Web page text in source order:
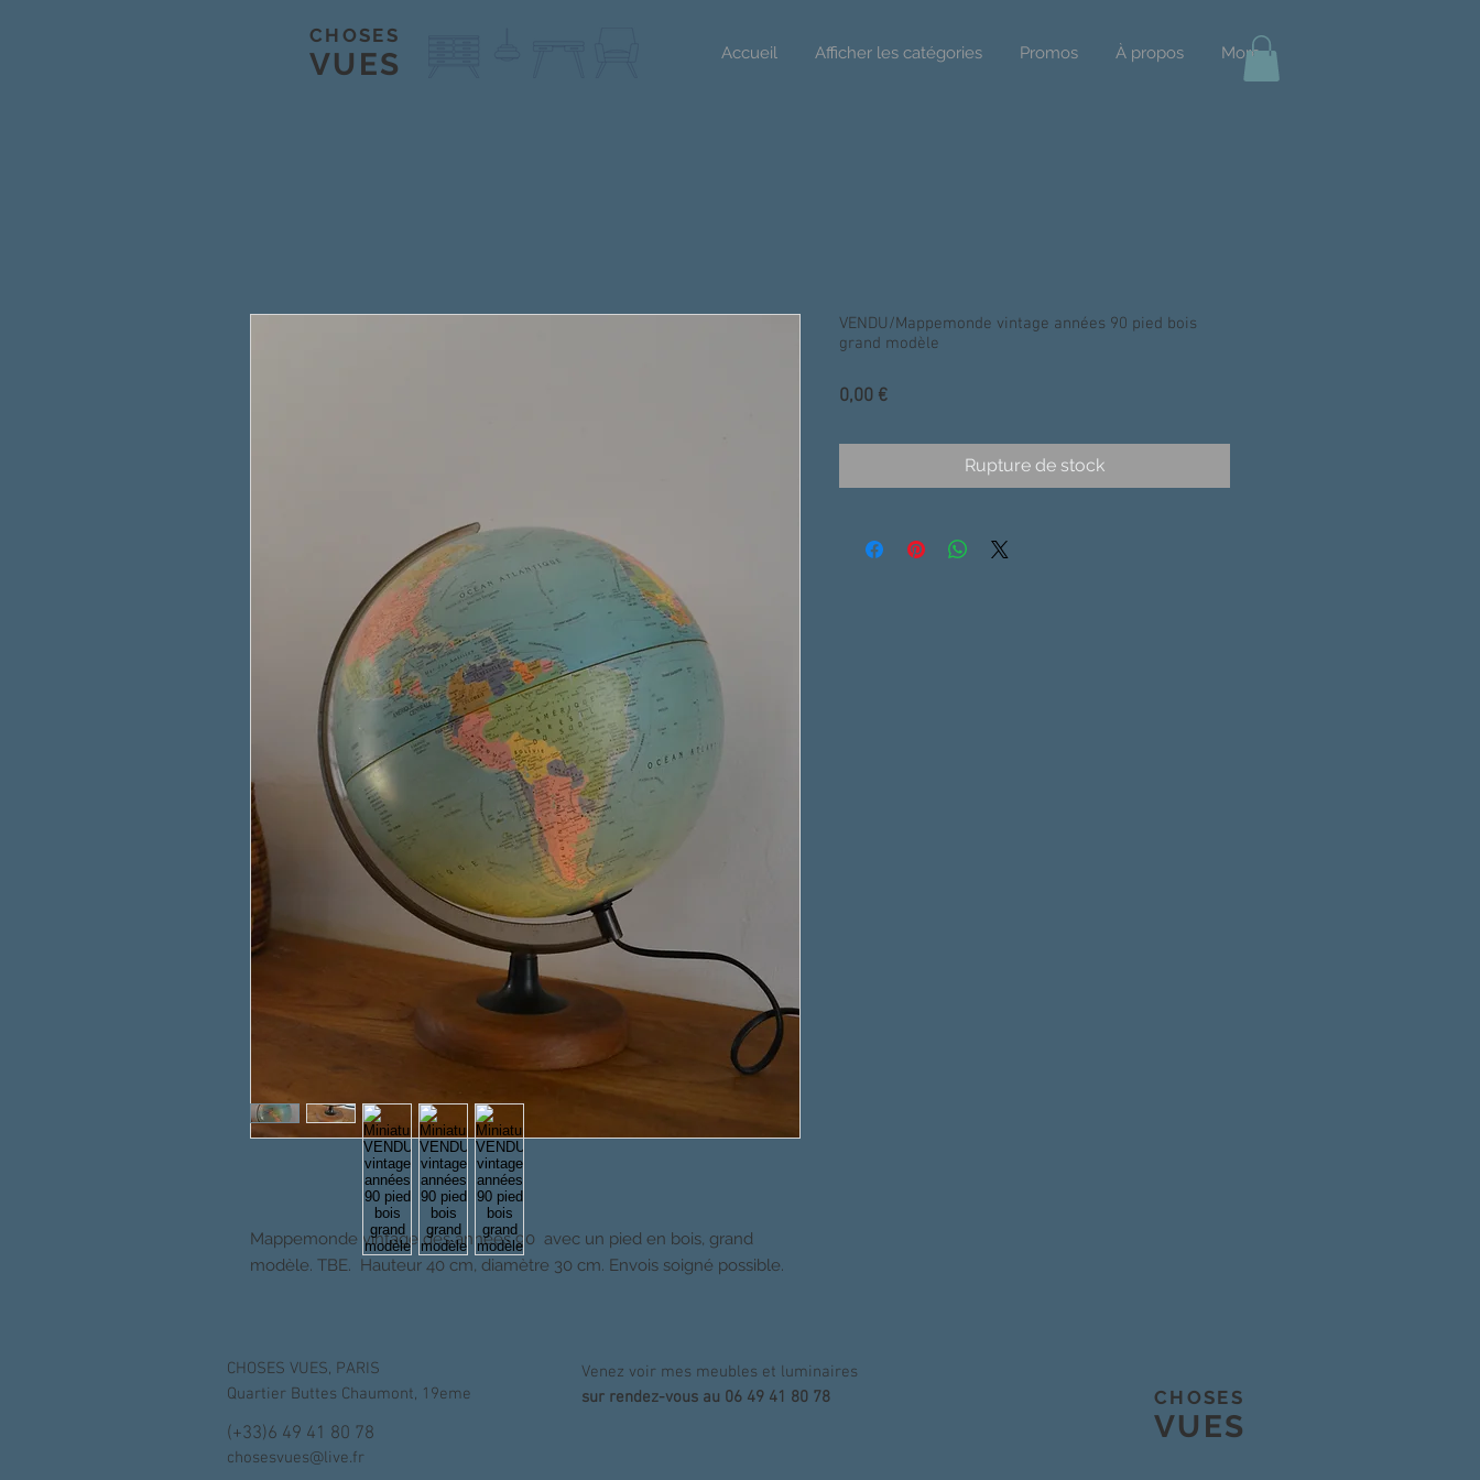
CHOSES
VUES Accueil Afficher les catégories Promos À propos More
Mappemonde vintage des années 90 avec un pied en bois, grand
modèle. TBE. Hauteur 40 cm, diamètre 30 cm. Envois soigné possible.
VENDU/Mappemonde vintage années 90 pied bois
grand modèle
0,00 €Prix
Rupture de stock
CHOSES VUES, PARIS
Quartier Buttes Chaumont, 19eme
Venez voir mes meubles et luminaires
sur rendez-vous au 06 49 41 80 78
(+33)6 49 41 80 78
chosesvues@live.fr
CHOSES
VUES